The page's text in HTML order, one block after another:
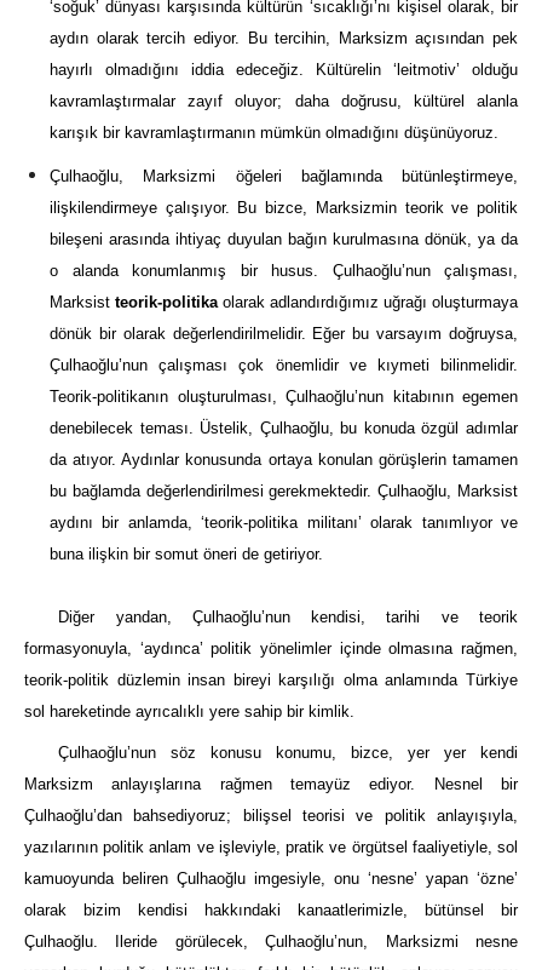
‘soğuk’ dünyası karşısında kültürün ‘sıcaklığı’nı kişisel olarak, bir
aydın olarak tercih ediyor. Bu tercihin, Marksizm açısından pek
hayırlı olmadığını iddia edeceğiz. Kültürelin ‘leitmotiv’ olduğu
kavramlaştırmalar zayıf oluyor; daha doğrusu, kültürel alanla
karışık bir kavramlaştırmanın mümkün olmadığını düşünüyoruz.
Çulhaoğlu, Marksizmi öğeleri bağlamında bütünleştirmeye,
ilişkilendirmeye çalışıyor. Bu bizce, Marksizmin teorik ve politik
bileşeni arasında ihtiyaç duyulan bağın kurulmasına dönük, ya da
o alanda konumlanmış bir husus. Çulhaoğlu’nun çalışması,
Marksist teorik-politikaolarak adlandırdığımız uğrağı oluşturmaya
dönük bir olarak değerlendirilmelidir. Eğer bu varsayım doğruysa,
Çulhaoğlu’nun çalışması çok önemlidir ve kıymeti bilinmelidir.
Teorik-politikanın oluşturulması, Çulhaoğlu’nun kitabının egemen
denebilecek teması. Üstelik, Çulhaoğlu, bu konuda özgül adımlar
da atıyor. Aydınlar konusunda ortaya konulan görüşlerin tamamen
bu bağlamda değerlendirilmesi gerekmektedir. Çulhaoğlu, Marksist
aydını bir anlamda, ‘teorik-politika militanı’ olarak tanımlıyor ve
buna ilişkin bir somut öneri de getiriyor.
Diğer yandan, Çulhaoğlu’nun kendisi, tarihi ve teorik
formasyonuyla, ‘aydınca’ politik yönelimler içinde olmasına rağmen,
teorik-politik düzlemin insan bireyi karşılığı olma anlamında Türkiye
sol hareketinde ayrıcalıklı yere sahip bir kimlik.
Çulhaoğlu’nun söz konusu konumu, bizce, yer yer kendi
Marksizm anlayışlarına rağmen temayüz ediyor. Nesnel bir
Çulhaoğlu’dan bahsediyoruz; bilişsel teorisi ve politik anlayışıyla,
yazılarının politik anlam ve işleviyle, pratik ve örgütsel faaliyetiyle, sol
kamuoyunda beliren Çulhaoğlu imgesiyle, onu ‘nesne’ yapan ‘özne’
olarak bizim kendisi hakkındaki kanaatlerimizle, bütünsel bir
Çulhaoğlu. Ileride görülecek, Çulhaoğlu’nun, Marksizmi nesne